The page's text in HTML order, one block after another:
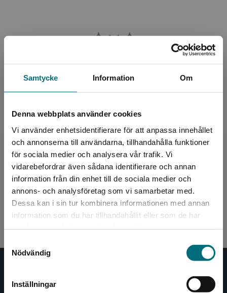
Samtycke Information Om
Denna webbplats använder cookies
Vi använder enhetsidentifierare för att anpassa innehållet
och annonserna till användarna, tillhandahålla funktioner
för sociala medier och analysera vår trafik. Vi
vidarebefordrar även sådana identifierare och annan
information från din enhet till de sociala medier och
annons- och analysföretag som vi samarbetar med.
Dessa kan i sin tur kombinera informationen med annan
information som du har tillhandahållit eller som de har
Nödvändig
Inställningar
Begränsad fraktregion
Det verkar som att du besöker
Sverige. För att kunna slutföra ett köp måste
Allt har laddats in!
2av2